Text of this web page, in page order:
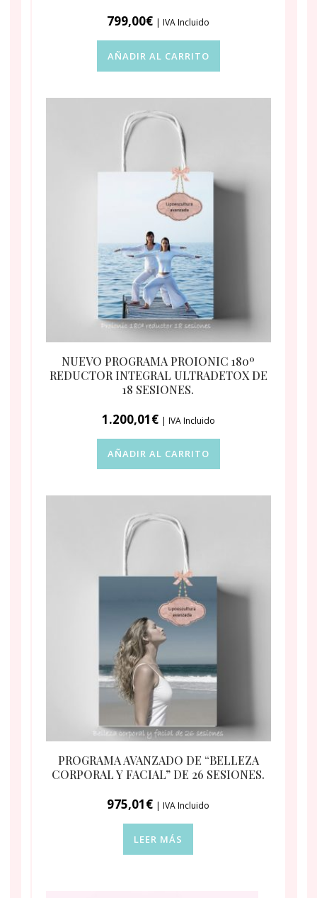
799,00€ | IVA Incluido
AÑADIR AL CARRITO
NUEVO PROGRAMA PROIONIC 180º
REDUCTOR INTEGRAL ULTRADETOX DE
18 SESIONES.
1.200,01€ | IVA Incluido
AÑADIR AL CARRITO
PROGRAMA AVANZADO DE “BELLEZA
CORPORAL Y FACIAL” DE 26 SESIONES.
975,01€ | IVA Incluido
LEER MÁS